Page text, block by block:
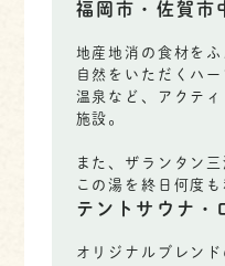
福岡市・佐賀市
地産地消の食材を
自然をいただくハ
温泉など、アクテ
施設。
また、ザランタン
この湯を終日何度
テントサウナ・
オリジナルブレン